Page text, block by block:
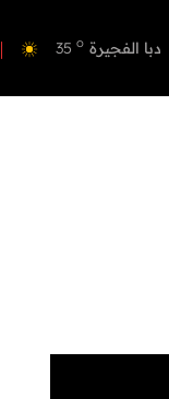
دبا الفجيرة 35 o